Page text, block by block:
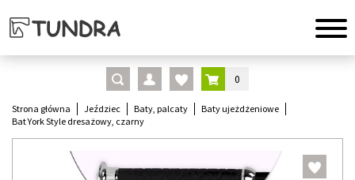
0
Strona główna Jeździec Baty, palcaty
Baty ujeżdżeniowe
Bat York Style dresażowy, czarny